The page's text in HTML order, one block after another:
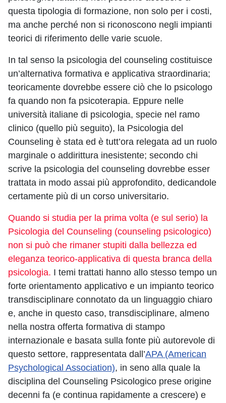
questa tipologia di formazione, non solo per i costi,
ma anche perché non si riconoscono negli impianti
teorici di riferimento delle varie scuole.
In tal senso la psicologia del counseling costituisce
un’alternativa formativa e applicativa straordinaria;
teoricamente dovrebbe essere ciò che lo psicologo
fa quando non fa psicoterapia. Eppure nelle
università italiane di psicologia, specie nel ramo
clinico (quello più seguito), la Psicologia del
Counseling è stata ed è tutt’ora relegata ad un ruolo
marginale o addirittura inesistente; secondo chi
scrive la psicologia del counseling dovrebbe esser
trattata in modo assai più approfondito, dedicandole
certamente più di un corso universitario.
Quando si studia per la prima volta (e sul serio) la
Psicologia del Counseling (counseling psicologico)
non si può che rimaner stupiti dalla bellezza ed
eleganza teorico-applicativa di questa branca della
psicologia. I temi trattati hanno allo stesso tempo un
forte orientamento applicativo e un impianto teorico
transdisciplinare connotato da un linguaggio chiaro
e, anche in questo caso, transdisciplinare, almeno
nella nostra offerta formativa di stampo
internazionale e basata sulla fonte più autorevole di
questo settore, rappresentata dall’APA (American
Psychological Association), in seno alla quale la
disciplina del Counseling Psicologico prese origine
decenni fa (e continua rapidamente a crescere) e